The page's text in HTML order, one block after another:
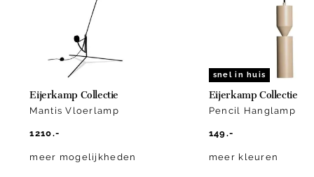
Eijerkamp Collectie
Mantis Vloerlamp
1210.-
meer mogelijkheden
snel in huis
Eijerkamp Collectie
Pencil Hanglamp
149.-
meer kleuren